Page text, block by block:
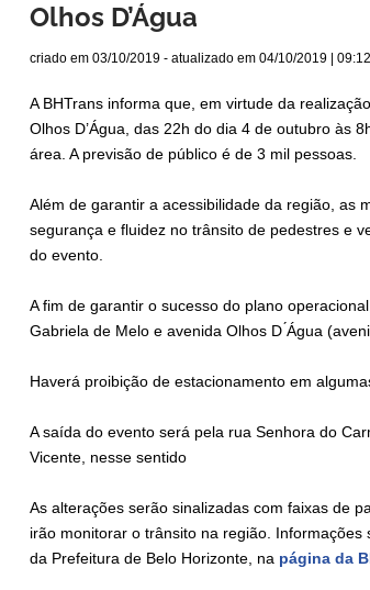
Olhos D’Água
criado em 03/10/2019 - atualizado em 04/10/2019 | 09:12
A BHTrans informa que, em virtude da
Olhos D’Água, das 22h do dia 4 de outubro às
área. A previsão de público é de 3 mil pessoas.
Além de garantir a acessibilidade da região, as
segurança e fluidez no trânsito de pedestres e
do evento.
A fim de garantir o sucesso do plano
Gabriela de Melo e avenida Olhos D ́Água
Haverá proibição de estacionamento em
A saída do evento será pela rua Senhora do
Vicente, nesse sentido
As alterações serão sinalizadas com faixas de
irão monitorar o trânsito na região.
da Prefeitura de Belo Horizonte, na página da